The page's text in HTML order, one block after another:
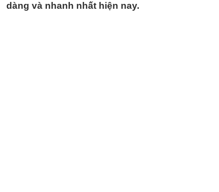
dàng và nhanh nhất hiện nay.